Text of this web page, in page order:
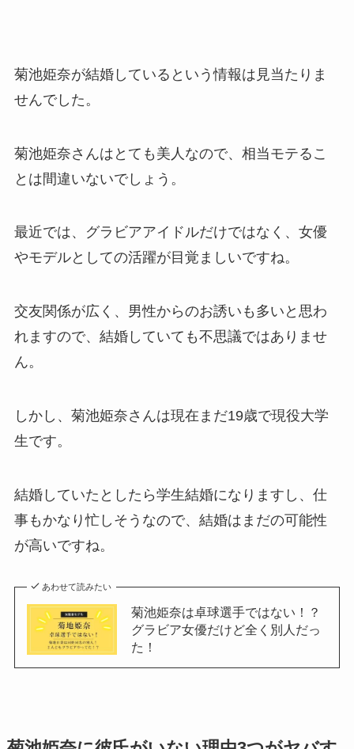
菊池姫奈が結婚しているという情報は見当たりま
せんでした。
菊池姫奈さんはとても美人なので、相当モテるこ
とは間違いないでしょう。
最近では、グラビアアイドルだけではなく、女優
やモデルとしての活躍が目覚ましいですね。
交友関係が広く、男性からのお誘いも多いと思わ
れますので、結婚していても不思議ではありませ
ん。
しかし、菊池姫奈さんは現在まだ19歳で現役大学
生です。
結婚していたとしたら学生結婚になりますし、仕
事もかなり忙しそうなので、結婚はまだの可能性
が高いですね。
あわせて読みたい
菊池姫奈は卓球選手ではない！？
グラビア女優だけど全く別人だっ
た！